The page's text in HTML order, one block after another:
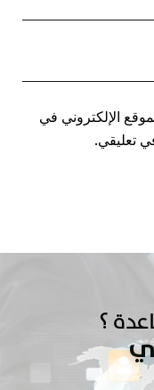
الإلكتروني في
تعليقي.
؟